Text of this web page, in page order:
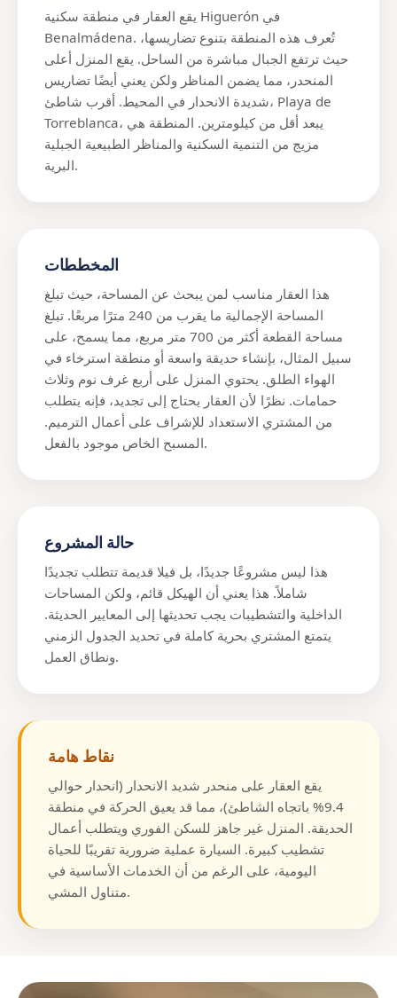
يقع العقار في منطقة سكنية Higuerón في
Benalmádena. تُعرف هذه المنطقة بتنوع تضاريسها،
حيث ترتفع الجبال مباشرة من الساحل. يقع المنزل أعلى
المنحدر، مما يضمن المناظر ولكن يعني أيضًا تضاريس
شديدة الانحدار في المحيط. أقرب شاطئ، Playa de
Torreblanca، يبعد أقل من كيلومترين. المنطقة هي
مزيج من التنمية السكنية والمناظر الطبيعية الجبلية
البرية.
المخططات
هذا العقار مناسب لمن يبحث عن المساحة، حيث تبلغ
المساحة الإجمالية ما يقرب من 240 مترًا مربعًا. تبلغ
مساحة القطعة أكثر من 700 متر مربع، مما يسمح، على
سبيل المثال، بإنشاء حديقة واسعة أو منطقة استرخاء في
الهواء الطلق. يحتوي المنزل على أربع غرف نوم وثلاث
حمامات. نظرًا لأن العقار يحتاج إلى تجديد، فإنه يتطلب
من المشتري الاستعداد للإشراف على أعمال الترميم.
المسبح الخاص موجود بالفعل.
حالة المشروع
هذا ليس مشروعًا جديدًا، بل فيلا قديمة تتطلب تجديدًا
شاملاً. هذا يعني أن الهيكل قائم، ولكن المساحات
الداخلية والتشطيبات يجب تحديثها إلى المعايير الحديثة.
يتمتع المشتري بحرية كاملة في تحديد الجدول الزمني
ونطاق العمل.
نقاط هامة
يقع العقار على منحدر شديد الانحدار (انحدار حوالي
9.4% باتجاه الشاطئ)، مما قد يعيق الحركة في منطقة
الحديقة. المنزل غير جاهز للسكن الفوري ويتطلب أعمال
تشطيب كبيرة. السيارة عملية ضرورية تقريبًا للحياة
اليومية، على الرغم من أن الخدمات الأساسية في
متناول المشي.